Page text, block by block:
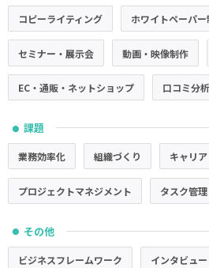
コピーライティング ホワイトペーパ
セミナー・展示会 動画・映像制作
EC・通販・ネットショップ 口コミ分
● 課題
業務効率化 組織づくり キャリア
プロジェクトマネジメント タスク管理
● その他
ビジネスフレームワーク インタビュー